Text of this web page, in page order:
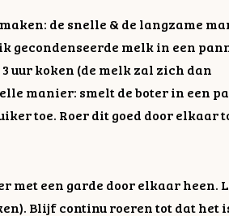
de snelle & de langzame
gecondenseerde melk in een
uur koken (de melk zal zich dan
manier: smelt de boter in een
toe. Roer dit goed door elkaar
met een garde door elkaar heen.
Blijf continu roeren tot dat het